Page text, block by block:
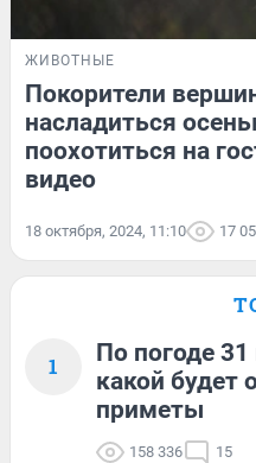
ЖИВОТНЫЕ
Покорители
насладиться
поохотиться на
видео
18 октября, 2024, 11:10 17
1
По погоде
какой будет
приметы
158 336 15